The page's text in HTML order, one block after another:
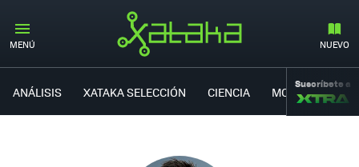
MENÚ NUEVO
ANÁLISIS XATAKA SELECCIÓN CIENCIA MOVILIDAD
Suscríbete a